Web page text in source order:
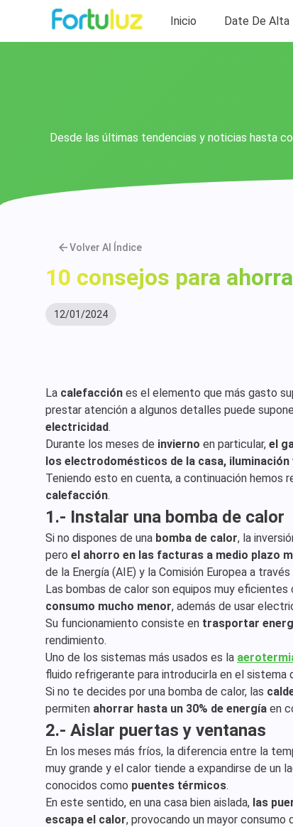
Inicio Date De Alta
Desde las últimas tendencias y noticias hasta
Volver Al Índice
10 consejos para
12/01/2024
La calefacción es el elemento que más gasto
prestar atención a algunos detalles puede
electricidad.
Durante los meses de invierno en particular, el
los electrodomésticos de la casa,
Teniendo esto en cuenta, a continuación hemos
calefacción.
1.- Instalar una bomba de calor
Si no dispones de una bomba de calor, la
pero el ahorro en las facturas a medio plazo
de la Energía (AIE) y la Comisión Europea a
Las bombas de calor son equipos muy eficientes
consumo mucho menor, además de usar
Su funcionamiento consiste en trasportar
rendimiento.
Uno de los sistemas más usados es la
fluido refrigerante para introducirla en el sistema
Si no te decides por una bomba de calor, las
permiten ahorrar hasta un 30% de energía en
2.- Aislar puertas y ventanas
En los meses más fríos, la diferencia entre la
muy grande y el calor tiende a expandirse de
conocidos como puentes térmicos.
En este sentido, en una casa bien aislada, las
escapa el calor, provocando un mayor consumo